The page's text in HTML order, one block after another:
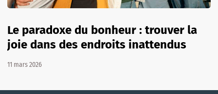
Le paradoxe du bonheur : trouver la
joie dans des endroits inattendus
11 mars 2026